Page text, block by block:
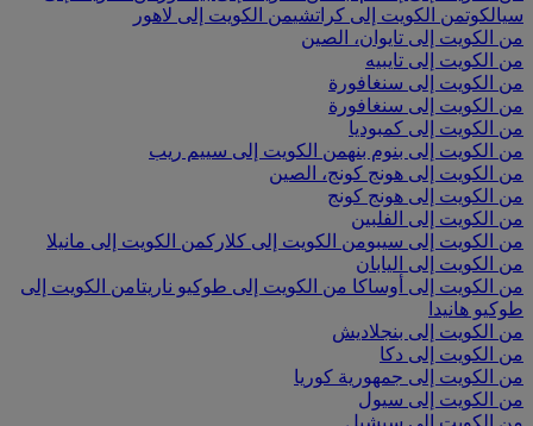
سيالكوتمن الكويت إلى كراتشيمن الكويت إلى لاهور
من الكويت إلى تايوان، الصين
من الكويت إلى تايبيه
من الكويت إلى سنغافورة
من الكويت إلى سنغافورة
من الكويت إلى كمبوديا
من الكويت إلى بنوم بنهمن الكويت إلى سييم ريب
من الكويت إلى هونج كونج، الصين
من الكويت إلى هونج كونج
من الكويت إلى الفلبين
من الكويت إلى سيبومن الكويت إلى كلاركمن الكويت إلى مانيلا
من الكويت إلى اليابان
من الكويت إلى أوساكا من الكويت إلى طوكيو ناريتامن الكويت إلى
طوكيو هانيدا
من الكويت إلى بنجلاديش
من الكويت إلى دكا
من الكويت إلى جمهورية كوريا
من الكويت إلى سيول
من الكويت إلى سيشيل